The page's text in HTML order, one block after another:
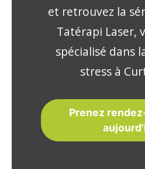
et retrouvez la
Tatérapi Laser,
spécialisé dans
stress à
Prenez